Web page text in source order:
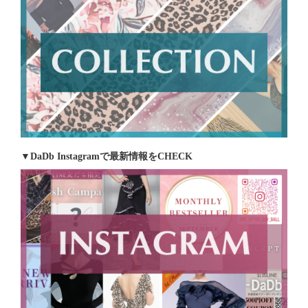
▼DaDb Instagramで最新情報をCHECK